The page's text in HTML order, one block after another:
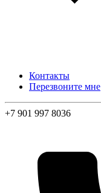
Контакты
Перезвоните мне
+7 901 997 8036